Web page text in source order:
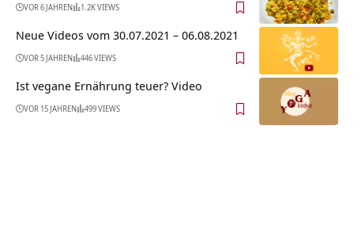
VOR 6 JAHREN 1.2K VIEWS
Neue Videos vom 30.07.2021 – 06.08.2021
VOR 5 JAHREN 446 VIEWS
Ist vegane Ernährung teuer? Video
VOR 15 JAHREN 499 VIEWS